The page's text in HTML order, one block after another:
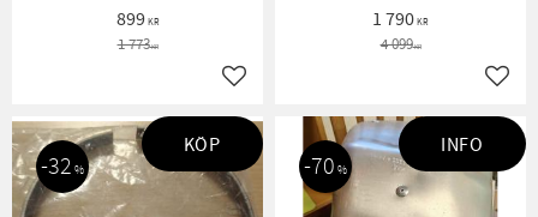
899KR
1 773KR
Lägg till i favoriter
1 790KR
4 099KR
32 %
KÖP
70 %
INFO